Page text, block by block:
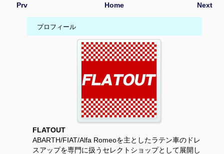
Prv Next
Home
プロフィール
FLATOUT
ABARTH/FIAT/Alfa Romeoを主としたラテン車のドレ
スアップを専門に扱うセレクトショップとして展開し